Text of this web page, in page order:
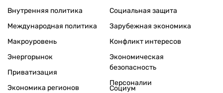
Внутренняя политика
Международная политика
Макроуровень
Энергорынок
Приватизация
Экономика регионов
Социальная защита
Зарубежная экономика
Конфликт интересов
Экономическая
безопасность
Персоналии
Социум